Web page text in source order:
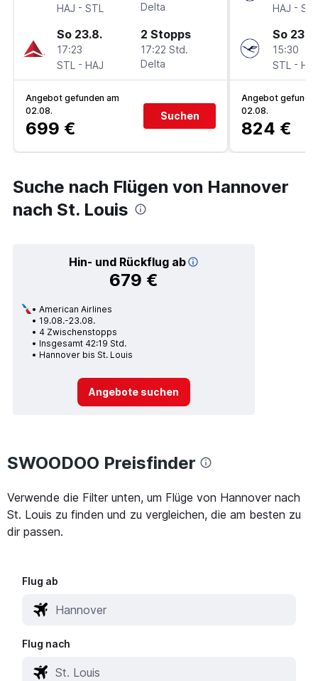
HAJ - STL
Delta
So 23.8.
17:23
STL - HAJ
2 Stopps
17:22 Std.
Delta
Angebot gefunden am
02.08.
699 €
Suchen
HAJ -
So 23.8.
15:30
STL -
Angebot
02.08.
824 €
Suche nach Flügen von Hannover
nach St. Louis
Hin- und Rückflug ab
679 €
American Airlines
19.08.-23.08.
4 Zwischenstopps
Insgesamt 42:19 Std.
Hannover bis St. Louis
Angebote suchen
SWOODOO Preisfinder
Verwende die Filter unten, um Flüge von Hannover nach
St. Louis zu finden und zu vergleichen, die am besten zu
dir passen.
Flug ab
Flug nach